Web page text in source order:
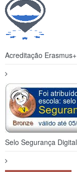
Acreditação Erasmus+
Selo Segurança Digital